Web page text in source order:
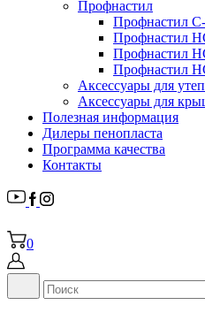
Профнастил
Профнастил
Профнастил
Профнастил
Профнастил
Аксессуары для
Аксессуары для
Полезная информация
Дилеры пенопласта
Программа качества
Контакты
0